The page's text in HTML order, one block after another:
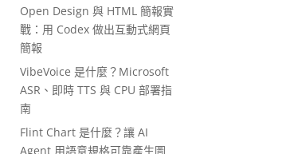
Open Design 與 HTML 簡報實
戰：用 Codex 做出互動式網頁
簡報
VibeVoice 是什麼？Microsoft
ASR、即時 TTS 與 CPU 部署指
南
Flint Chart 是什麼？讓 AI
Agent 用語意規格可靠產生圖